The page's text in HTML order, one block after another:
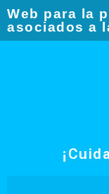
Web para la
asociados a